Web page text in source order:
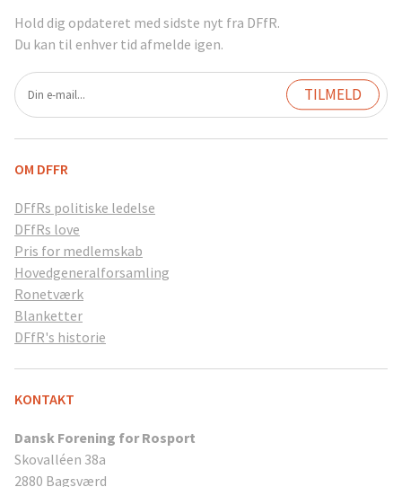
Hold dig opdateret med sidste nyt fra DFfR.
Du kan til enhver tid afmelde igen.
OM DFFR
DFfRs politiske ledelse
DFfRs love
Pris for medlemskab
Hovedgeneralforsamling
Ronetværk
Blanketter
DFfR's historie
KONTAKT
Dansk Forening for Rosport
Skovalléen 38a
2880 Bagsværd